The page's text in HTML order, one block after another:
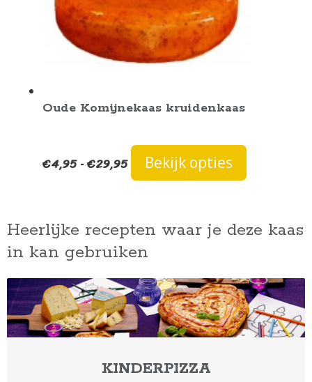
Oude Komijnekaas kruidenkaas
€4,95 - €29,95
Prijsklasse:
€4,95Bekijk opties
Dit
variaties.
Deze
kan
gekozen
worden
op
Heerlijke recepten waar je deze kaas
in kan gebruiken
KINDERPIZZA